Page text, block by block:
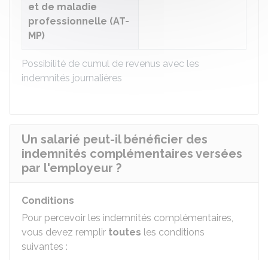
Possibilité de cumul de revenus avec les
indemnités journalières
et de maladie
professionnelle (AT-
MP)
Un salarié peut-il bénéficier des
indemnités complémentaires versées
par l'employeur ?
Conditions
Pour percevoir les indemnités complémentaires,
vous devez remplir toutes les conditions
suivantes :